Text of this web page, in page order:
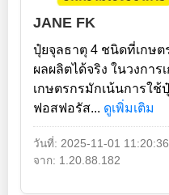
JANE FK
ปุ๋ยจุลธาตุ 4 ชนิดที่เกษ
ผลผลิตได้จริง ในวงกา
เกษตรกรมักเน้นการใช้
ฟอสฟอรัส... ดูเพิ่มเติม
วันที่: 2025-11-01 11:20:36
จาก: 1.20.88.182